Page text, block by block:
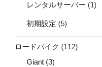
レンタルサーバー (1)
初期設定 (5)
ロードバイク (112)
Giant (3)